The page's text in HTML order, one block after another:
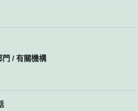
門 / 有關機構